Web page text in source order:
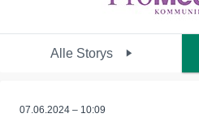
Alle Storys
07.06.2024 – 10:09